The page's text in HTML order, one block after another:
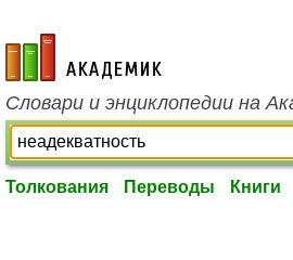
academic.ru
Словари и энциклопедии на
Толкования Переводы Книги